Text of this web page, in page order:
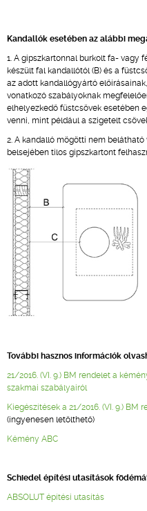
Kandallók esetében az alábbi
1. A gipszkartonnal burkolt fa- vagy
készült fal kandallótól (B) és a
az adott kandallógyártó
vonatkozó szabályoknak
elhelyezkedő füstcsövek esetében
venni, mint például a szigetelt
2. A kandalló mögötti nem
belsejében tilos gipszkartont
További hasznos információk
21/2016. (VI. 9.) BM rendelet a
szakmai szabályairól
Kiegészítések a 21/2016. (VI. 9.)
(ingyenesen letölthető)
Kémény ABC
Schiedel építési utasítások
ABSOLUT építési utasítás